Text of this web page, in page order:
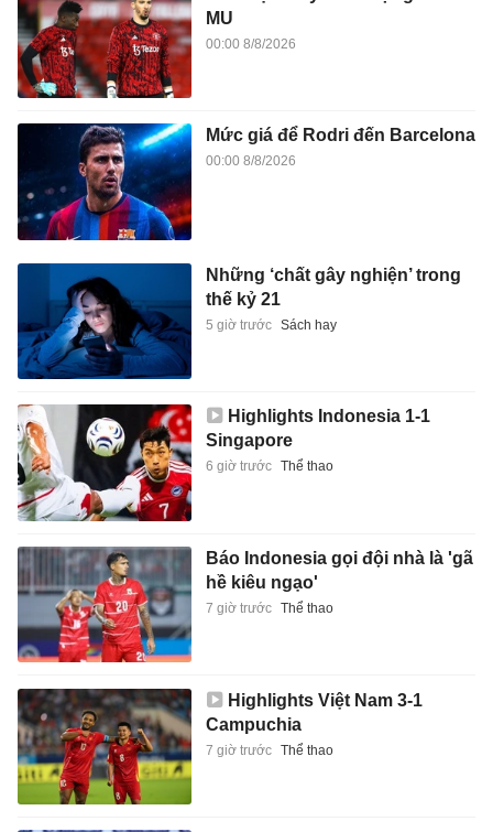
MU
00:00 8/8/2026
Mức giá để Rodri đến Barcelona
00:00 8/8/2026
Những ‘chất gây nghiện’ trong
thế kỷ 21
5 giờ trước Sách hay
Highlights Indonesia 1-1
Singapore
6 giờ trước Thể thao
Báo Indonesia gọi đội nhà là 'gã
hề kiêu ngạo'
7 giờ trước Thể thao
Highlights Việt Nam 3-1
Campuchia
7 giờ trước Thể thao